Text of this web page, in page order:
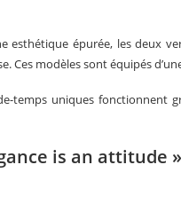
esthétique épurée, les deux
Ces modèles sont équipés
temps uniques fonctionnent
is an attitude